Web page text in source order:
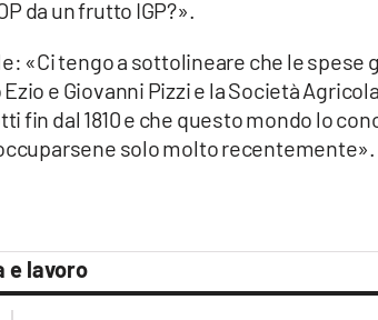
e lavoro
da un frutto IGP?».
«Ci tengo a sottolineare che le spese
e Giovanni Pizzi e la Società
fin dal 1810 e che questo mondo lo
solo molto recentemente».